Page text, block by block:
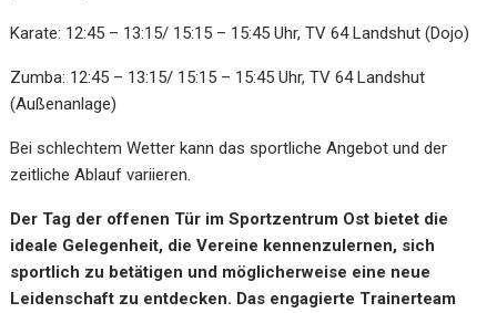
Karate: 12:45 – 13:15/ 15:15 – 15:45 Uhr, TV 64 Landshut (Dojo)
Zumba: 12:45 – 13:15/ 15:15 – 15:45 Uhr, TV 64 Landshut
(Außenanlage)
Bei schlechtem Wetter kann das sportliche Angebot und der
zeitliche Ablauf variieren.
Der Tag der offenen Tür im Sportzentrum Ost bietet die
ideale Gelegenheit, die Vereine kennenzulernen, sich
sportlich zu betätigen und möglicherweise eine neue
Leidenschaft zu entdecken. Das engagierte Trainerteam